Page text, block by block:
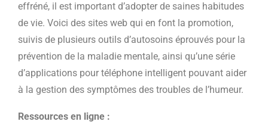
effréné, il est important d’adopter de saines habitudes
de vie. Voici des sites web qui en font la promotion,
suivis de plusieurs outils d’autosoins éprouvés pour la
prévention de la maladie mentale, ainsi qu’une série
d’applications pour téléphone intelligent pouvant aider
à la gestion des symptômes des troubles de l’humeur.
Ressources en ligne :